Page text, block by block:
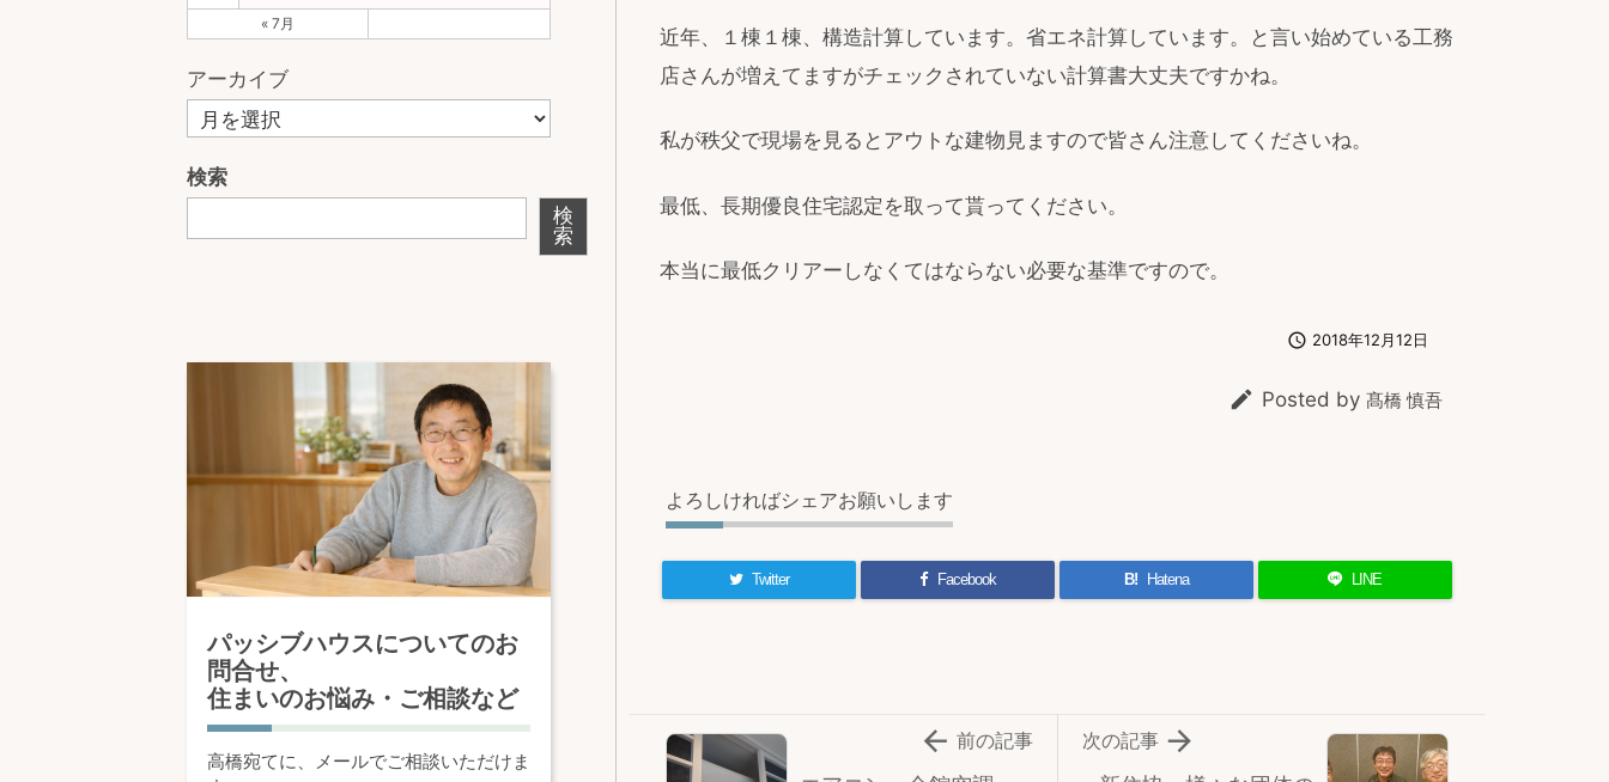
近年、１棟１棟、構造計算しています。省エネ計算しています。と言い始めている工務
店さんが増えてますがチェックされていない計算書大丈夫ですかね。
私が秩父で現場を見るとアウトな建物見ますので皆さん注意してくださいね。
最低、長期優良住宅認定を取って貰ってください。
本当に最低クリアーしなくてはならない必要な基準ですので。
 2018年12月12日
 Posted by 髙橋 慎吾
よろしければシェアお願いします
Twitter Facebook B! Hatena LINE

次の記事
 前の記事
« 7月
アーカイブ
検索
検
索
パッシブハウスについてのお
問合せ、
住まいのお悩み・ご相談など
高橋宛てに、メールでご相談いただけま